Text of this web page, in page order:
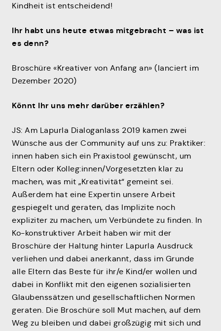
Kindheit ist entscheidend!
Ihr habt uns heute etwas mitgebracht – was ist
es denn?
Broschüre «Kreativer von Anfang an» (lanciert im
Dezember 2020)
Könnt Ihr uns mehr darüber erzählen?
JS: Am Lapurla Dialoganlass 2019 kamen zwei
Wünsche aus der Community auf uns zu: Praktiker:
innen haben sich ein Praxistool gewünscht, um
Eltern oder Kolleg:innen/Vorgesetzten klar zu
machen, was mit „Kreativität“ gemeint sei.
Außerdem hat eine Expertin unsere Arbeit
gespiegelt und geraten, das Implizite noch
expliziter zu machen, um Verbündete zu finden. In
Ko-konstruktiver Arbeit haben wir mit der
Broschüre der Haltung hinter Lapurla Ausdruck
verliehen und dabei anerkannt, dass im Grunde
alle Eltern das Beste für ihr/e Kind/er wollen und
dabei in Konflikt mit den eigenen sozialisierten
Glaubenssätzen und gesellschaftlichen Normen
geraten. Die Broschüre soll Mut machen, auf dem
Weg zu bleiben und dabei großzügig mit sich und